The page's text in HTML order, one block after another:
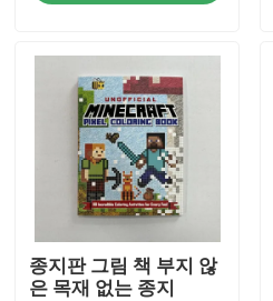
제품
우리에 대하여
자원
종지판 그림 책 부지 않
은 목재 없는 종지